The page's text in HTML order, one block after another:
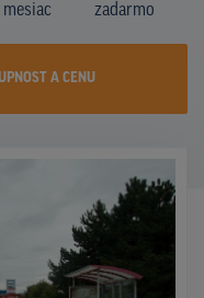
zadarmo
A CENU